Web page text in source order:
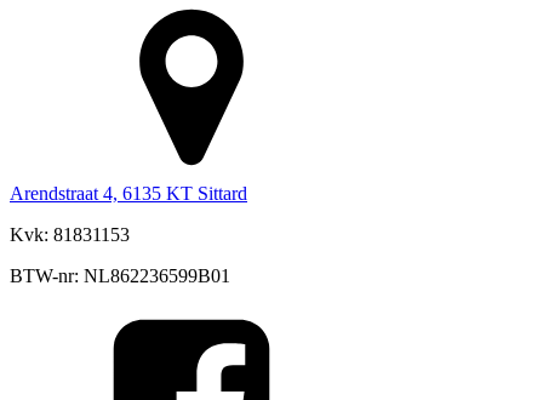
Arendstraat 4, 6135 KT Sittard
Kvk: 81831153
BTW-nr: NL862236599B01